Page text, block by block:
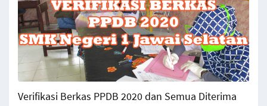
Verifikasi Berkas PPDB 2020 dan Semua Diterima